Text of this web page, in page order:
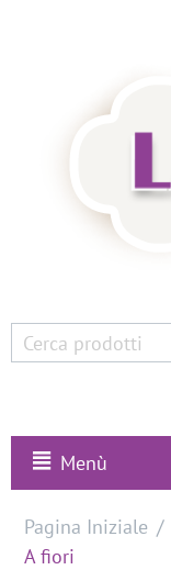
Menù
Pagina Iniziale /
A fiori